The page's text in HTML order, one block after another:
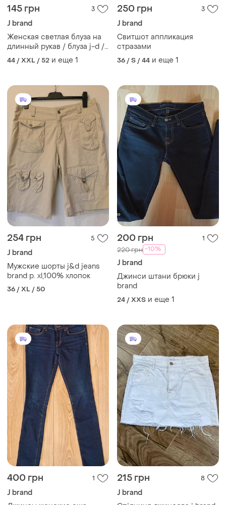
145 грн 3
J brand
Женская светлая блуза на
длинный рукав / блуза j-d /
креп / жатка
44 / XXL / 52 и еще 1
250 грн 3
J brand
Свитшот аппликация
стразами
36 / S / 44 и еще 1
254 грн 5
J brand
Мужские шорты j&d jeans
brand р. xl,100% хлопок
36 / XL / 50
200 грн 1
220 грн -10%
J brand
Джинси штани брюки j
brand
24 / XXS и еще 1
400 грн 1
J brand
215 грн 8
J brand